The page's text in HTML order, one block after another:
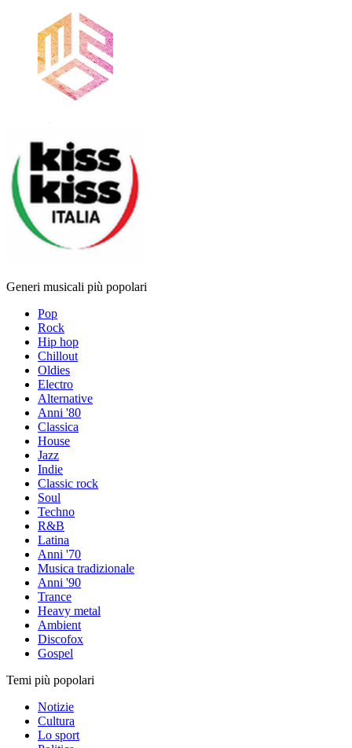
Generi musicali più popolari
Pop
Rock
Hip hop
Chillout
Oldies
Electro
Alternative
Anni '80
Classica
House
Jazz
Indie
Classic rock
Soul
Techno
R&B
Latina
Anni '70
Musica tradizionale
Anni '90
Trance
Heavy metal
Ambient
Discofox
Gospel
Temi più popolari
Notizie
Cultura
Lo sport